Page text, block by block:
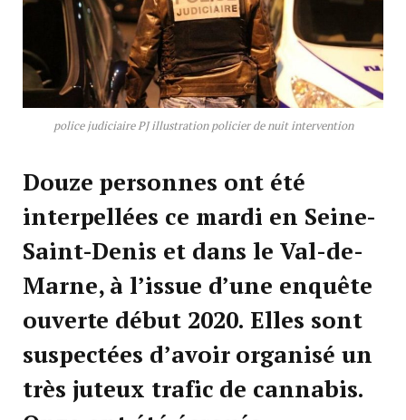
police judiciaire PJ illustration policier de nuit intervention
Douze personnes ont été
interpellées ce mardi en Seine-
Saint-Denis et dans le Val-de-
Marne, à l’issue d’une enquête
ouverte début 2020. Elles sont
suspectées d’avoir organisé un
très juteux trafic de cannabis.